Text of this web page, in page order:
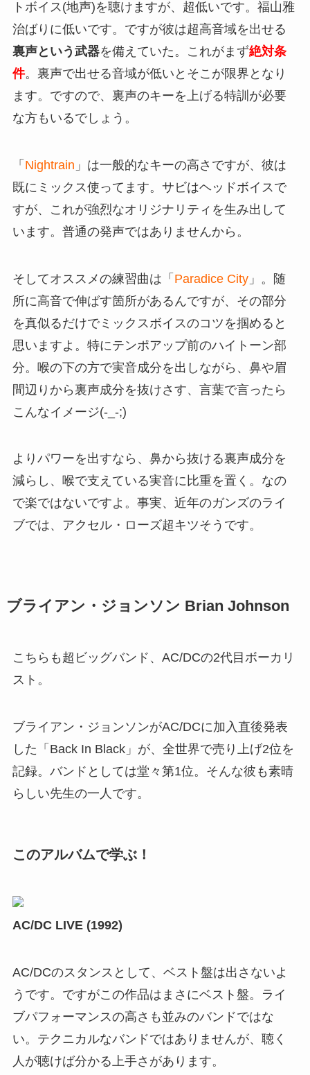
トボイス(地声)を聴けますが、超低いです。福山雅
治ばりに低いです。ですが彼は超高音域を出せる
裏声という武器を備えていた。これがまず絶対条
件。裏声で出せる音域が低いとそこが限界となり
ます。ですので、裏声のキーを上げる特訓が必要
な方もいるでしょう。
「 Nightrain 」は一般的なキーの高さですが、彼は
既にミックス使ってます。サビはヘッドボイスで
すが、これが強烈なオリジナリティを生み出して
います。普通の発声ではありませんから。
そしてオススメの練習曲は「 Paradice City」。随
所に高音で伸ばす箇所があるんですが、その部分
を真似るだけでミックスボイスのコツを掴めると
思いますよ。特にテンポアップ前のハイトーン部
分。喉の下の方で実音成分を出しながら、鼻や眉
間辺りから裏声成分を抜けさす、言葉で言ったら
こんなイメージ(-_-;)
よりパワーを出すなら、鼻から抜ける裏声成分を
減らし、喉で支えている実音に比重を置く。なの
で楽ではないですよ。事実、近年のガンズのライ
ブでは、アクセル・ローズ超キツそうです。
ブライアン・ジョンソン Brian Johnson
こちらも超ビッグバンド、AC/DCの2代目ボーカリ
スト。
ブライアン・ジョンソンがAC/DCに加入直後発表
した「Back In Black」が、全世界で売り上げ2位を
記録。バンドとしては堂々第1位。そんな彼も素晴
らしい先生の一人です。
このアルバムで学ぶ！
AC/DC LIVE (1992)
AC/DCのスタンスとして、ベスト盤は出さないよ
うです。ですがこの作品はまさにベスト盤。ライ
ブパフォーマンスの高さも並みのバンドではな
い。テクニカルなバンドではありませんが、聴く
人が聴けば分かる上手さがあります。